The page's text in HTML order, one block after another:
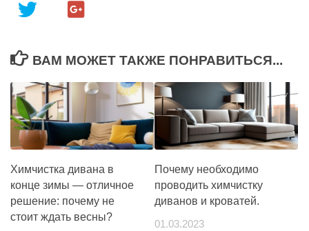
ВАМ МОЖЕТ ТАКЖЕ ПОНРАВИТЬСЯ...
Химчистка дивана в
конце зимы — отличное
решение: почему не
стоит ждать весны?
Почему необходимо
проводить химчистку
диванов и кроватей.
01.03.2023